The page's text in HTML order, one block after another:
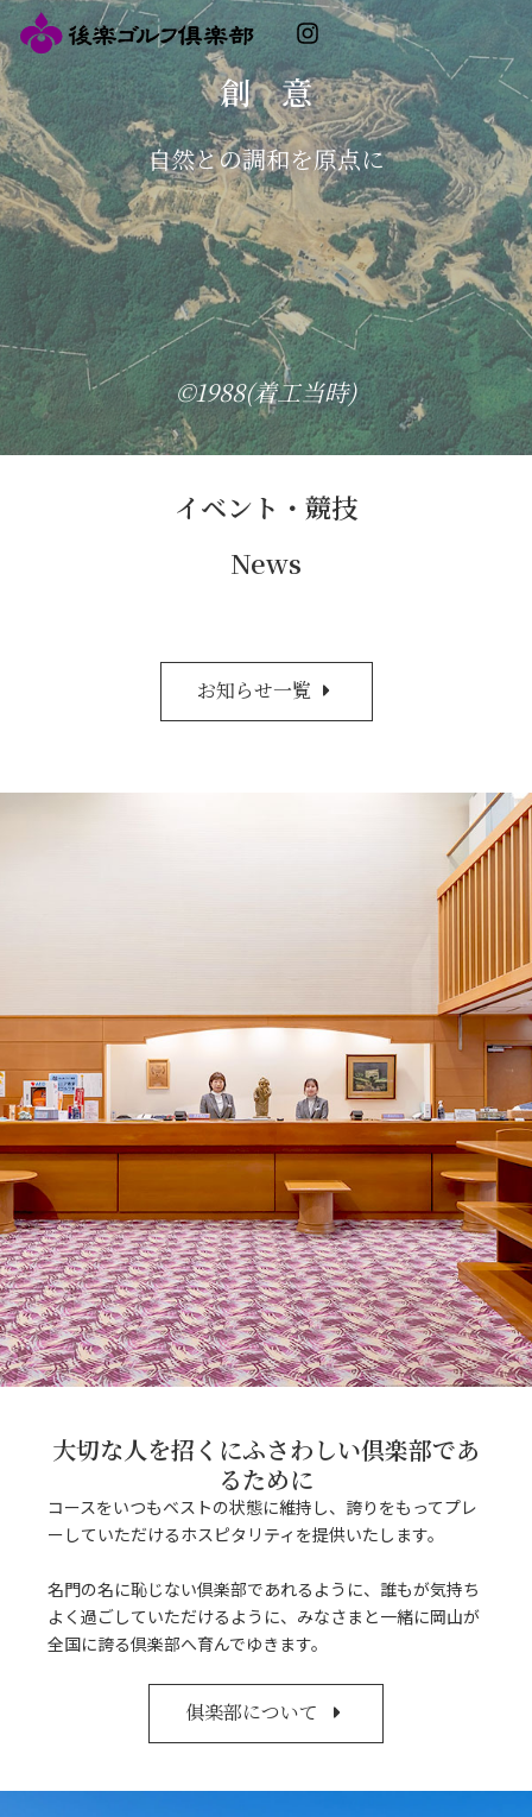
内
容
を
ス
キ
ッ
プ
Instagram
そのとき、
人も自然の一部となる
それは生きている自然の凝縮
まさに自然と戦うスポーツが
ここにある
創 意
自然との調和を原点に
©1988(着工当時)
熱 意
戦略的かつ自然を活かしたコース
©1993(OPEN当初)
誠 意
すべてのゴルファーに愛される
倶楽部へ
©1993(OPEN当初)
継 承
先人の魂が宿る作品は、
皆様と共に
©2025
飛 翔
新しい物語のはじまり
©2025
挑 戦
そして、人は挑み続ける
©2025
未 来
永遠に続く、人と自然の協奏曲
©2025
そのとき、
人も自然の一部となる
それは生きている自然の凝縮
まさに自然と戦うスポーツが
ここにある
創 意
自然との調和を原点に
©1988(着工当時)
熱 意
戦略的かつ自然を活かしたコース
©1993(OPEN当初)
誠 意
すべてのゴルファーに愛される
倶楽部へ
©1993(OPEN当初)
継 承
先人の魂が宿る作品は、
皆様と共に
©2025
飛 翔
新しい物語のはじまり
©2025
挑 戦
そして、人は挑み続ける
©2025
未 来
永遠に続く、人と自然の協奏曲
©2025
そのとき、
人も自然の一部となる
それは生きている自然の凝縮
まさに自然と戦うスポーツが
ここにある
創 意
自然との調和を原点に
©1988(着工当時)
熱 意
戦略的かつ自然を活かしたコース
©1993(OPEN当初)
誠 意
すべてのゴルファーに愛される
倶楽部へ
©1993(OPEN当初)
継 承
先人の魂が宿る作品は、
皆様と共に
©2025
飛 翔
新しい物語のはじまり
©2025
挑 戦
そして、人は挑み続ける
©2025
未 来
永遠に続く、人と自然の協奏曲
©2025
イベント・競技
News
お知らせ一覧
大切な人を招くにふさわしい倶楽部であ
るために
コースをいつもベストの状態に維持し、誇りをもってプレ
ーしていただけるホスピタリティを提供いたします。
名門の名に恥じない倶楽部であれるように、誰もが気持ち
よく過ごしていただけるように、みなさまと一緒に岡山が
全国に誇る倶楽部へ育んでゆきます。
俱楽部について